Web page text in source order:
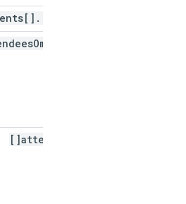
.
Omitted
attendees[]